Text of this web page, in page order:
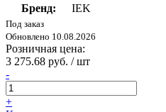
Бренд:
IEK
Под заказ
Обновлено 10.08.2026
Розничная цена:
3 275.68 руб. / шт
-
+